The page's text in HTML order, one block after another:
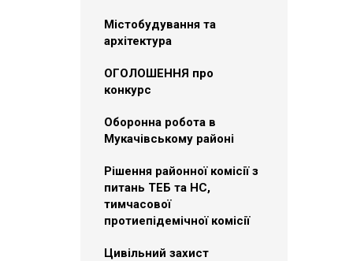
Містобудування та
архітектура
ОГОЛОШЕННЯ про
конкурс
Оборонна робота в
Мукачівському районі
Рішення районної комісії з
питань ТЕБ та НС,
тимчасової
протиепідемічної комісії
Цивільний захист